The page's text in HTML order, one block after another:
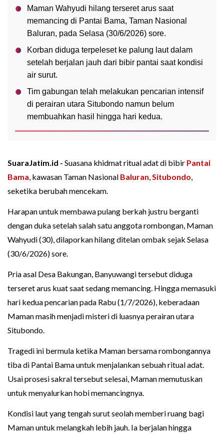
Maman Wahyudi hilang terseret arus saat
memancing di Pantai Bama, Taman Nasional
Baluran, pada Selasa (30/6/2026) sore.
Korban diduga terpeleset ke palung laut dalam
setelah berjalan jauh dari bibir pantai saat kondisi
air surut.
Tim gabungan telah melakukan pencarian intensif
di perairan utara Situbondo namun belum
membuahkan hasil hingga hari kedua.
SuaraJatim.id - Suasana khidmat ritual adat di bibir Pantai
Bama, kawasan Taman Nasional Baluran,Situbondo,
seketika berubah mencekam.
Harapan untuk membawa pulang berkah justru berganti
dengan duka setelah salah satu anggota rombongan, Maman
Wahyudi (30), dilaporkan hilang ditelan ombak sejak Selasa
(30/6/2026) sore.
Pria asal Desa Bakungan, Banyuwangi tersebut diduga
terseret arus kuat saat sedang memancing. Hingga memasuki
hari kedua pencarian pada Rabu (1/7/2026), keberadaan
Maman masih menjadi misteri di luasnya perairan utara
Situbondo.
Tragedi ini bermula ketika Maman bersama rombongannya
tiba di Pantai Bama untuk menjalankan sebuah ritual adat.
Usai prosesi sakral tersebut selesai, Maman memutuskan
untuk menyalurkan hobi memancingnya.
Kondisi laut yang tengah surut seolah memberi ruang bagi
Maman untuk melangkah lebih jauh. Ia berjalan hingga